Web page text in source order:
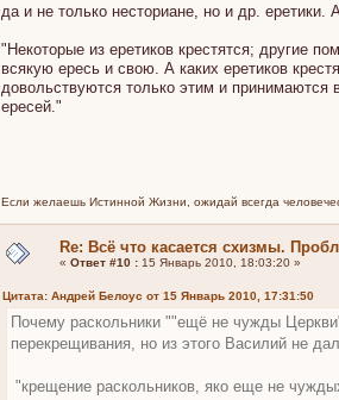
да и не только несториане, но и др. еретики.
"Некоторые из еретиков крестятся; другие
всякую ересь и свою. А каких еретиков
довольствуются только этим и
ересей."
Если желаешь Истинной Жизни, ожидай всегда
Re: Всё что касается схизмы.
« Ответ #10 : 15 Январь 2010, 18:03:20 »
Цитата: Андрей Белоус от 15 Январь 2010, 17:31:50
Почему раскольники ""ещё не чужды
перекрещивания, но из этого Василий не
"крещение раскольников, яко еще не